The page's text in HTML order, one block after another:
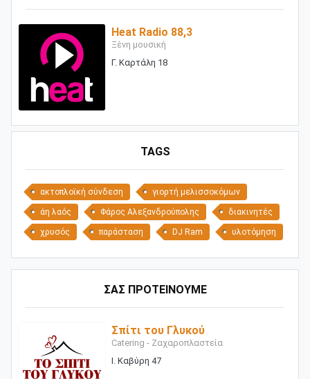
Heat Radio 88,3
Ξένη μουσική
Γ. Καρτάλη 18
TAGS
ακτοπλοϊκή σύνδεση γιορτή μελισσοκόμων
άη λαός Φάρος Αλεξανδρούπολης διακινητές
χρυσός παράσταση DJ Ram υλοτόμηση
ΣΑΣ ΠΡΟΤΕΙΝΟΥΜΕ
Σπίτι του Γλυκού
Catering - Ζαχαροπλαστεία
Ι. Καβύρη 47